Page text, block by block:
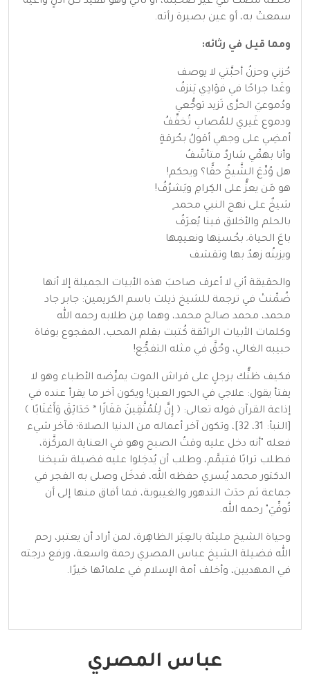
سمعتْ به، أو عين بصيرة رأته.
ومما قيل في رثائه:
حُزني وحزنُ أحبَّتي لا يوصف
وغَدا جراحًا في فؤادِي يَنزفُ
ودُموعيَ الحرَّى تَزيد توجُّعي
ودموع غَيري للمُصابِ تُخفِّفُ
أمضِي على وجهي أقولُ بحُرقةٍ
وأنا بهمِّي شاردٌ متأسِّفُ
هل وُدِّعَ الشَّيخُ حقًّا؟ ويحكم!
هو مَن يعزُّ على الكِرامِ ويَشرُفُ!
شيخٌ على نهج النبي محمد ٍ
بالحلم والأخلاق فينا يُعرَفُ
باعَ الحياة َ بحُسنِها ونعيمِها
ويزينُه زهدٌ بها وتقشف
والحقيقة أني لا أعرف صاحبَ هذه الأبيات الجميلة إلا أنها
ضُمِّنتْ في ترجمة للشيخ ذيلت باسم الكريمين: جابر جاد
محمد، محمد صالح محمد، وهما مِن طلابه رحمه الله
وكلمات الأبيات الرائقة كُتبت بقلم المحب، المفجوع بوفاة
حبيبه الغالي، وحُقَّ في مثله التفجُّع!
فكيف ظنُّك برجلٍ على فراش الموت يمرِّضه الأطباء وهو لا
يفتأ يقول: علاجي في الحور العين! ويكون آخر ما يقرأ عنده في
إذاعة القرآن قوله تعالى: ﴿ إِنَّ لِلْمُتَّقِينَ مَفَازًا * حَدَائِقَ وَأَعْنَابًا ﴾
[النبأ: 31، 32]، وتكون آخر أعماله من الدنيا الصلاة؛ فآخر شيء
فعله "أنه دخل عليه وقتُ الصبح وهو في العناية المركَّزة،
فطلب ترابًا فتيمَّم، وطلب أن يُدخِلوا عليه فضيلة شيخنا
الدكتور محمد يُسري حفظه الله، فدخَل وصلى به الفجر في
جماعة ثم حدَث التدهور والغيبوبة، فما أفاق منها إلى أن
تُوفِّيَ" رحمه الله.
وحياة الشيخ مليئة بالعِبَر الظاهِرة، لمن أراد أن يعتبر، رحم
الله فضيلة الشيخ عباس المصري رحمة واسعة، ورفع درجته
في المهديين، وأخلف أمة الإسلام في علمائها خيرًا.
عباس المصري